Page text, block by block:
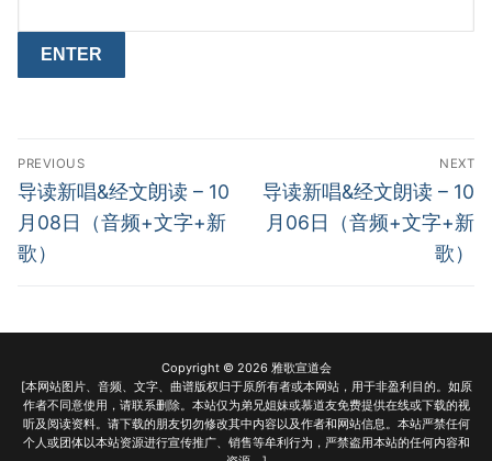
Post
navigation
PREVIOUS
Previous
post:
导读新唱&经文朗读 – 10
月08日（音频+文字+新
歌）
NEXT
Next
post:
导读新唱&经文朗读 – 10
月06日（音频+文字+新
歌）
Copyright © 2026 雅歌宣道会
[本网站图片、音频、文字、曲谱版权归于原所有者或本网站，用于非盈利目的。如原
作者不同意使用，请联系删除。本站仅为弟兄姐妹或慕道友免费提供在线或下载的视
听及阅读资料。请下载的朋友切勿修改其中内容以及作者和网站信息。本站严禁任何
个人或团体以本站资源进行宣传推广、销售等牟利行为，严禁盗用本站的任何内容和